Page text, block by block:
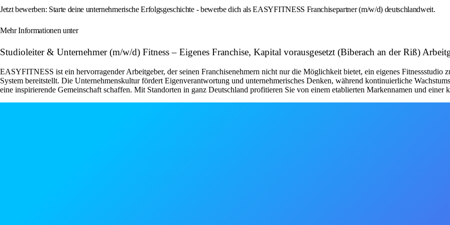
Jetzt bewerben: Starte deine unternehmerische Erfolgsgeschichte - bewerbe dich als EASYFITNESS Franchisepartner (m/w/d) deutschlandweit.
Mehr Informationen unter
Studioleiter & Unternehmer (m/w/d) Fitness – Eigenes Franchise, Kapital vorausgesetzt (Biberach an der Riß)
EASYFITNESS ist ein hervorragender Arbeitgeber, der seinen Franchisenehmern nicht nur die Möglichkeit bietet, ein eigenes Fitnessstudio
System bereitstellt. Die Unternehmenskultur fördert Eigenverantwortung und unternehmerisches Denken, während kontinuierliche
eine inspirierende Gemeinschaft schaffen. Mit Standorten in ganz Deutschland profitieren Sie von einem etablierten Markennamen und